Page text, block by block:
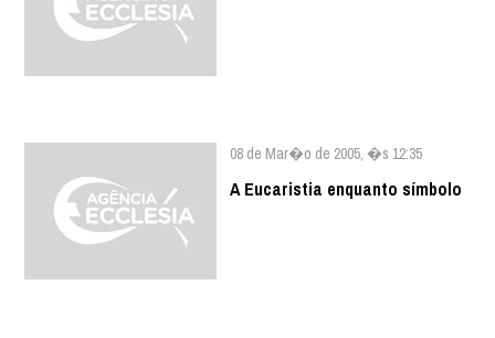
08 de Mar�o de 2005, �s 12:35
A Eucaristia enquanto símbolo